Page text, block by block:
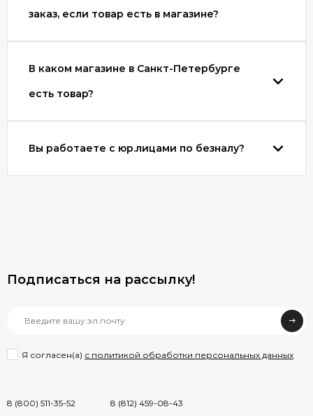
заказ, если товар есть в магазине?
В каком магазине в Санкт-Петербурге
есть товар?
Вы работаете с юр.лицами по безналу?
Подписаться на рассылкy!
Я согласен(a) с политикой обработки персональных данных
8 (800) 511-35-52 8 (812) 459-08-43